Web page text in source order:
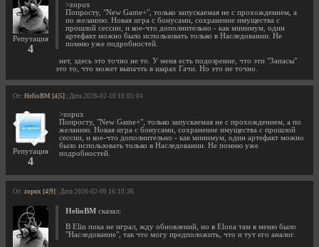
Репутация
4
>zopux
Попросту, "New Game+", только запускаемая не с прохождением, а
по желанию. Новая игра с бонусами, сохранение имущества с
прошлой сессии, и кое-что дополнительно - как минимум, один
артефакт можно было использовать только в Наследовании. Не
помню уже подробностей.
нет, здесь это точно не то. У меня есть подозрение, что эти "Запасы"
это то, что может выпачть в шарах Гачи. Но это не точно.
От: HelioBM [4|5] | Дата 2026-02-10 18:05:04
Репутация
4
>zopux
Попросту, "New Game+", только запускаемая не с прохождением, а по
желанию. Новая игра с бонусами, сохранение имущества с прошлой
сессии, и кое-что дополнительно - как минимум, один артефакт можно
было использовать только в Наследовании. Не помню уже
подробностей.
От: zopux [4|9] | Дата 2026-02-09 16:10:36
HelioBM сказал:
В Elin пока не играл, жду обновлений, но в Elona там в меню было
"Наследование", так что могу предположить, что и тут его аналог.